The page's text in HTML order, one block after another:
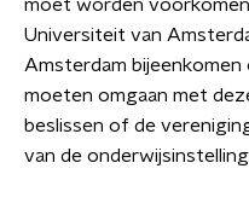
moet worden
Universiteit van
Amsterdam
moeten omgaan met
beslissen of de
van de